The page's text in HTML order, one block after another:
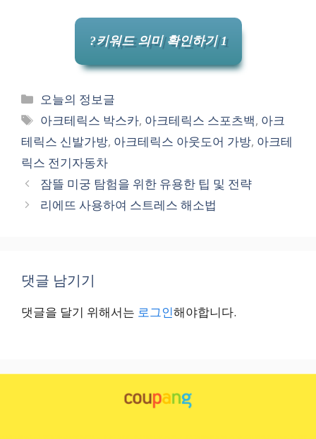
?키워드 의미 확인하기 1
카
테
고
리
오늘의 정보글
태
그
아크테릭스 박스카, 아크테릭스 스포츠백, 아크
테릭스 신발가방, 아크테릭스 아웃도어 가방, 아크테
릭스 전기자동차
잠뜰 미궁 탐험을 위한 유용한 팁 및 전략
리에뜨 사용하여 스트레스 해소법
댓글 남기기
댓글을 달기 위해서는 로그인해야합니다.